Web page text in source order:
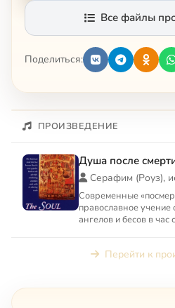
Все файлы
Поделиться:
ПРОИЗВЕДЕНИЕ
Душа после
Серафим (Роуз),
Современные
православное учение
ангелов и бесов в
Перейти к